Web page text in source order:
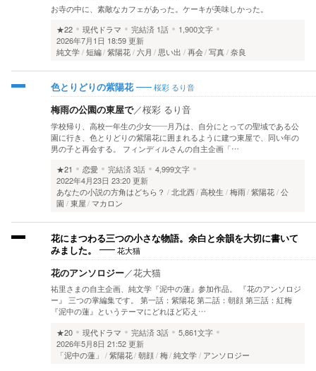
お寺の中に、素敵なカフェがあった。ケーキが美味しかった。
★22
現代ドラマ 完結済 1話
1,900文字
2026年7月1日 18:59 更新
純文学 短編 紫陽花 六月 思い出 再会 写真 奈良
色とりどりの紫陽花 桜彩 るり音
梅雨の公園の東屋で／桜彩 るり音
学校帰り、高校一年生の少女――月乃は、自分にとっての聖域である公
園に行き、色とりどりの紫陽花に囲まれるように建つ東屋で、同い年の
男の子と再会する。 フィンディルさんの自主企画「…
★21
恋愛 完結済3話
4,999文字
2022年4月23日 23:20 更新
あなたの小説の方角はどちら？
北北西 高校生 梅雨 紫陽花 公
園
東屋 マカロン
花にまつわる三つの小さな物語。余白と余韻を大切に書いて
みました。
花大猫
花のアンソロジー／花大猫
祐里さまの自主企画、純文学『泥中の蓮』参加作品。 『花のアンソロジ
ー』 三つの掌編集です。 第一話：紫陽花 第二話：朝顔 第三話：紅梅
『泥中の蓮』というテーマにどれほど応え…
★20
現代ドラマ 完結済3話
5,861文字
2026年5月8日 21:52 更新
「泥中の蓮」
紫陽花 朝顔 梅 純文学 アンソロジー